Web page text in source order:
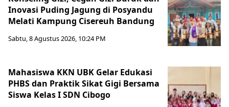
Inovasi Puding Jagung di Posyandu
Melati Kampung Cisereuh Bandung
Sabtu, 8 Agustus 2026, 10:24 PM
Mahasiswa KKN UBK Gelar Edukasi
PHBS dan Praktik Sikat Gigi Bersama
Siswa Kelas I SDN Cibogo